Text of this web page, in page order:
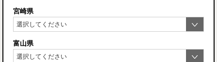
宮崎県
富山県